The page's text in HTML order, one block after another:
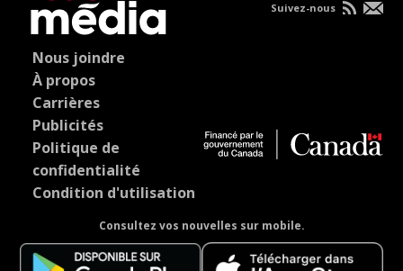
Nous joindre
À propos
Carrières
Publicités
Politique de
confidentialité
Condition d'utilisation
Consultez vos nouvelles sur mobile.
Suivez-nous